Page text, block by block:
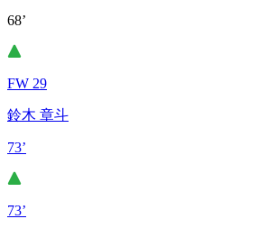
68’
FW 29
鈴木 章斗
73’
73’